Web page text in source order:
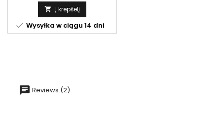
 Į krepšelį
 Wysyłka w ciągu 14 dni
Reviews (2)